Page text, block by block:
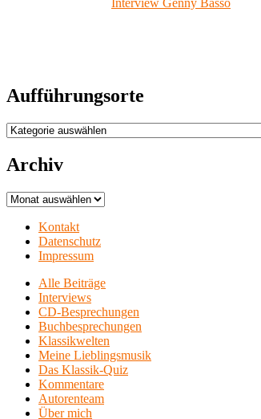
Aufführungsorte
Aufführungsorte
Archiv
Archiv
Kontakt
Datenschutz
Impressum
Alle Beiträge
Interviews
CD-Besprechungen
Buchbesprechungen
Klassikwelten
Meine Lieblingsmusik
Das Klassik-Quiz
Kommentare
Autorenteam
Über mich